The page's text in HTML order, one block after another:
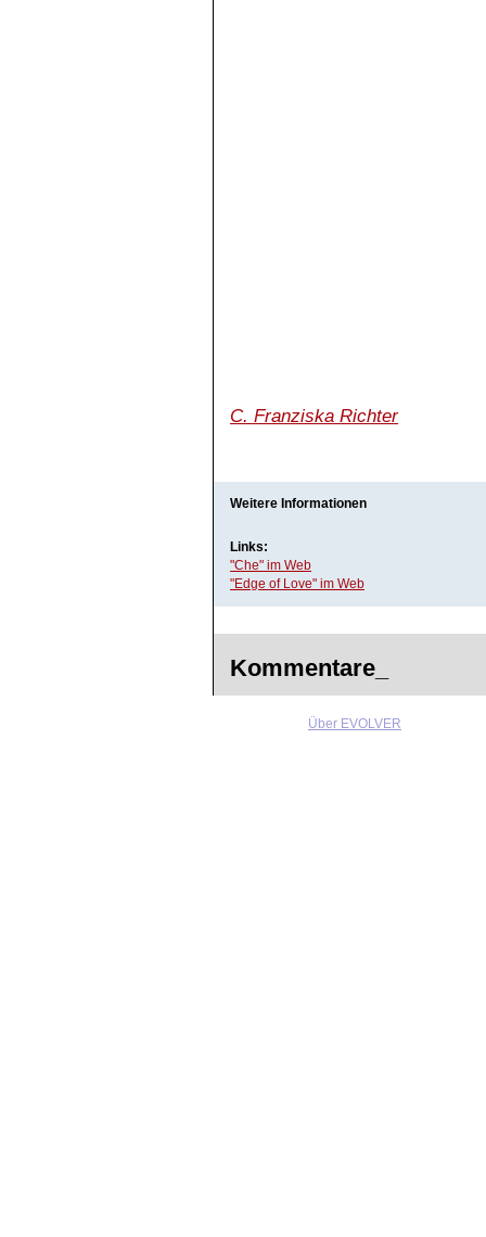
C. Franziska Richter
Weitere Informationen
Links:
"Che" im Web
"Edge of Love" im Web
Kommentare_
Über EVOLVER